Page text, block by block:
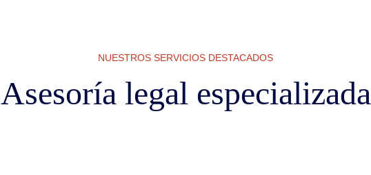
NUESTROS SERVICIOS DESTACADOS
Asesoría legal especializada